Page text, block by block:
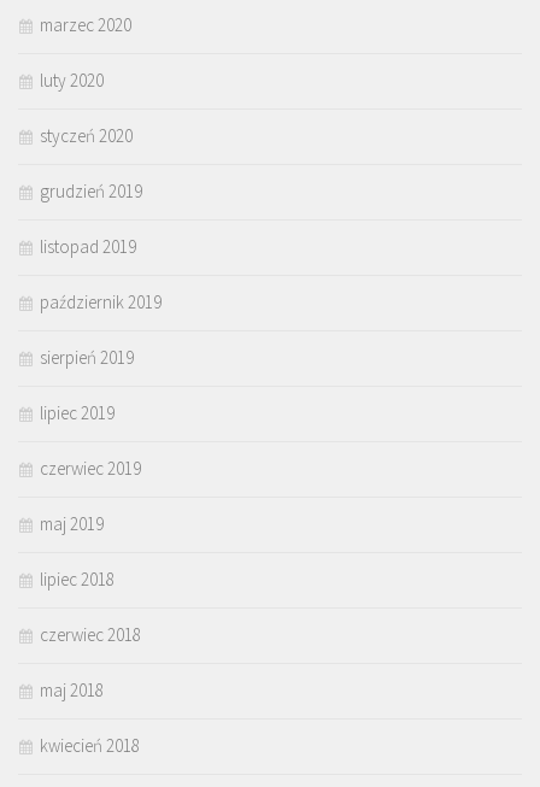
marzec 2020
luty 2020
styczeń 2020
grudzień 2019
listopad 2019
październik 2019
sierpień 2019
lipiec 2019
czerwiec 2019
maj 2019
lipiec 2018
czerwiec 2018
maj 2018
kwiecień 2018